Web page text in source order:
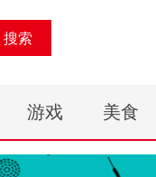
搜索
游戏 美食